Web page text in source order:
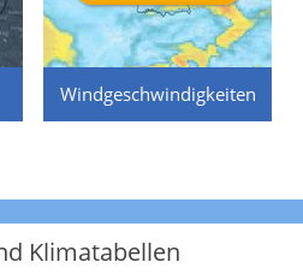
Windgeschwindigkeiten
Klimatabellen